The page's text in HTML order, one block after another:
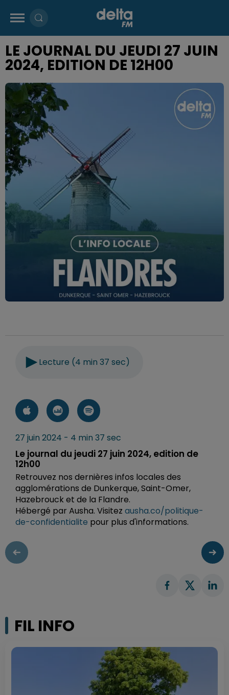
LE JOURNAL DU JEUDI 27 JUIN
2024, EDITION DE 12H00
Lecture (4 min 37 sec)
27 juin 2024 - 4 min 37 sec
Le journal du jeudi 27 juin 2024, edition de
12h00
Retrouvez nos dernières infos locales des
agglomérations de Dunkerque, Saint-Omer,
Hazebrouck et de la Flandre.
Hébergé par Ausha. Visitez ausha.co/politique-
de-confidentialite pour plus d'informations.
FIL INFO